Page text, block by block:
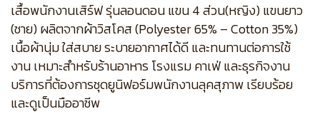
เสื้อพนักงานเสิร์ฟ รุ่นลอนดอน แขน 4 ส่วน(หญิง) แขนยาว
(ชาย) ผลิตจากผ้าวิสโคส (Polyester 65% – Cotton 35%)
เนื้อผ้านุ่ม ใส่สบาย ระบายอากาศได้ดี และทนทานต่อการใช้
งาน เหมาะสำหรับร้านอาหาร โรงแรม คาเฟ่ และธุรกิจงาน
บริการที่ต้องการชุดยูนิฟอร์มพนักงานลุคสุภาพ เรียบร้อย
และดูเป็นมืออาชีพ